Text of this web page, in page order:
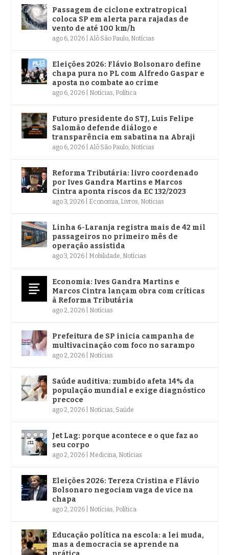
Passagem de ciclone extratropical
coloca SP em alerta para rajadas de
vento de até 100 km/h
ago 6, 2026 |Alô São Paulo, Notícias
Eleições 2026: Flávio Bolsonaro define
chapa pura no PL com Alfredo Gaspar e
aposta no combate ao crime
ago 6, 2026 Notícias, Política
Futuro presidente do STJ, Luis Felipe
Salomão defende diálogo e
transparência em sabatina na Abraji
ago 6, 2026 |Alô São Paulo, Notícias
Reforma Tributária: livro coordenado
por Ives Gandra Martins e Marcos
Cintra aponta riscos da EC 132/2023
ago 3, 2026 Economia, Livros, Notícias
Linha 6-Laranja registra mais de 42 mil
passageiros no primeiro mês de
operação assistida
ago 3, 2026 Mobilidade, Notícias
Economia: Ives Gandra Martins e
Marcos Cintra lançam obra com críticas
à Reforma Tributária
ago 2, 2026 Notícias
Prefeitura de SP inicia campanha de
multivacinação com foco no sarampo
ago 2, 2026 Notícias
Saúde auditiva: zumbido afeta 14% da
população mundial e exige diagnóstico
precoce
ago 2, 2026 Notícias, Saúde
Jet Lag: porque acontece e o que faz ao
seu corpo
ago 2, 2026 Medicina, Notícias
Eleições 2026: Tereza Cristina e Flávio
Bolsonaro negociam vaga de vice na
chapa
ago 2, 2026 Notícias, Política
Educação política na escola: a lei muda,
mas a democracia se aprende na